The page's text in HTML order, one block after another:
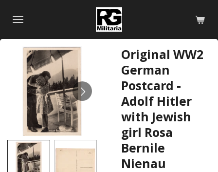
content
Original WW2
German
Postcard -
Adolf Hitler
with Jewish
girl Rosa
Bernile
Nienau